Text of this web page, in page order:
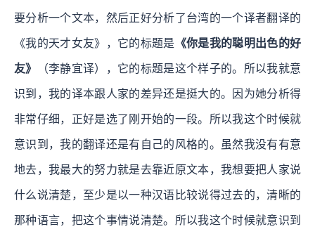
要分析一个文本，然后正好分析了台湾的一个译者翻译的
《我的天才女友》，它的标题是 《你是我的聪明出色的好
友》 （李静宜译），它的标题是这个样子的。所以我就意
识到，我的译本跟人家的差异还是挺大的。因为她分析得
非常仔细，正好是选了刚开始的一段。所以我这个时候就
意识到，我的翻译还是有自己的风格的。虽然我没有有意
地去，我最大的努力就是去靠近原文本，我想要把人家说
什么说清楚，至少是以一种汉语比较说得过去的，清晰的
那种语言，把这个事情说清楚。所以我这个时候就意识到